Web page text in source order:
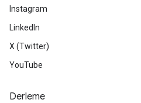
Instagram
LinkedIn
X (Twitter)
YouTube
Derleme